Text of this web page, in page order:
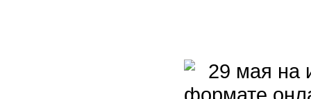
29 мая на